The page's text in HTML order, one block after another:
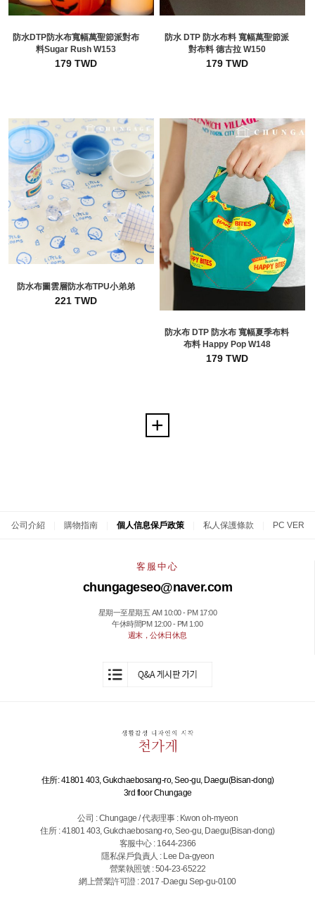
防水DTP防水布寬幅萬聖節派對布
料Sugar Rush W153
179 TWD
防水 DTP 防水布料 寬幅萬聖節派
對布料 德古拉 W150
179 TWD
防水布圖雲層防水布TPU小弟弟
221 TWD
防水布 DTP 防水布 寬幅夏季布料
布料 Happy Pop W148
179 TWD
公司介紹 購物指南 個人信息保戶政策 私人保護條款 PC VER
客服中心
chungageseo@naver.com
星期一至星期五 AM 10:00 - PM 17:00
午休時間PM 12:00 - PM 1:00
週末，公休日休息
住所: 41801 403, Gukchaebosang-ro, Seo-gu, Daegu(Bisan-dong)
3rd floor Chungage
公司 : Chungage / 代表理事 : Kwon oh-myeon
住所 : 41801 403, Gukchaebosang-ro, Seo-gu, Daegu(Bisan-dong)
客服中心 : 1644-2366
隱私保戶負責人 : Lee Da-gyeon
營業執照號 : 504-23-65222
網上營業許可證 : 2017 -Daegu Sep-gu-0100